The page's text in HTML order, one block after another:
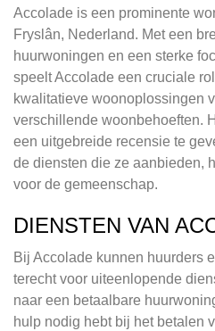
Accolade is een prominente
Fryslân, Nederland. Met een
huurwoningen en een sterke
speelt Accolade een cruciale
kwalitatieve woonoplossingen
verschillende woonbehoeften.
een uitgebreide recensie te
de diensten die ze aanbieden,
voor de gemeenschap.
DIENSTEN VAN
Bij Accolade kunnen huurders
terecht voor uiteenlopende
naar een betaalbare
hulp nodig hebt bij het betalen